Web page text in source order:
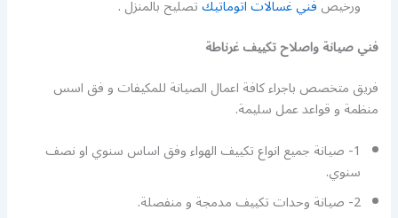
ورخيصفني غسالات اتوماتيكتصليح بالمنزل .
فني صيانة واصلاح تكييف غرناطة
فريق متخصص باجراء كافة اعمال الصيانة للمكيفات و فق اسس
منظمة و قواعد عمل سليمة.
1- صيانة جميع انواع تكييف الهواء وفق اساس سنوي او نصف
سنوي.
2- صيانة وحدات تكييف مدمجة و منفصلة.